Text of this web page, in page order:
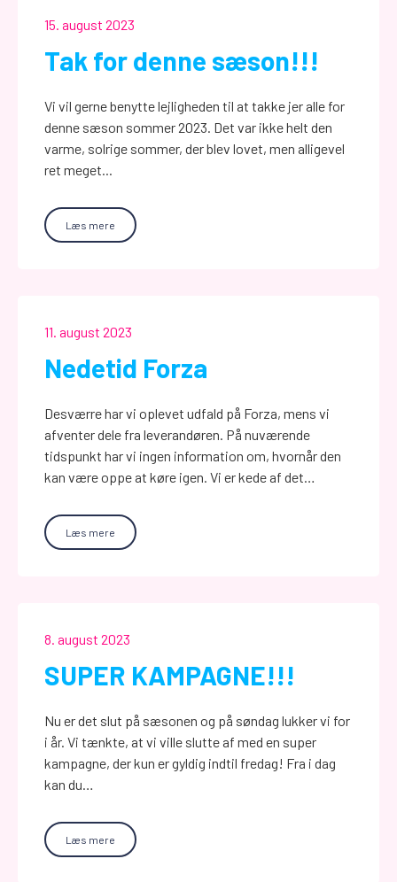
15. august 2023
Tak for denne sæson!!!
Vi vil gerne benytte lejligheden til at takke jer alle for
denne sæson sommer 2023. Det var ikke helt den
varme, solrige sommer, der blev lovet, men alligevel
ret meget...
Læs mere
11. august 2023
Nedetid Forza
Desværre har vi oplevet udfald på Forza, mens vi
afventer dele fra leverandøren. På nuværende
tidspunkt har vi ingen information om, hvornår den
kan være oppe at køre igen. Vi er kede af det…
Læs mere
8. august 2023
SUPER KAMPAGNE!!!
Nu er det slut på sæsonen og på søndag lukker vi for
i år. Vi tænkte, at vi ville slutte af med en super
kampagne, der kun er gyldig indtil fredag! Fra i dag
kan du…
Læs mere